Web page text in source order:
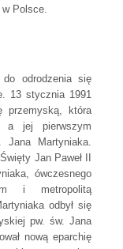
Polsce.
odrodzenia się
13 stycznia 1991
przemyską, która
a jej pierwszym
Jana Martyniaka.
Jan Paweł II
ówczesnego
i metropolitą
odbył się
pw. św. Jana
nową eparchię